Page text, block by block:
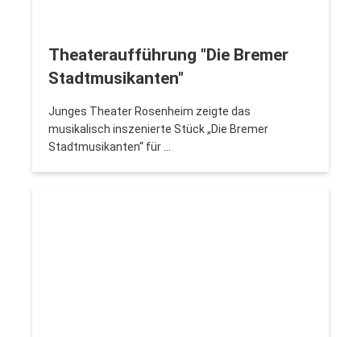
Theateraufführung "Die Bremer
Stadtmusikanten"
Junges Theater Rosenheim zeigte das
musikalisch inszenierte Stück „Die Bremer
Stadtmusikanten“ für …